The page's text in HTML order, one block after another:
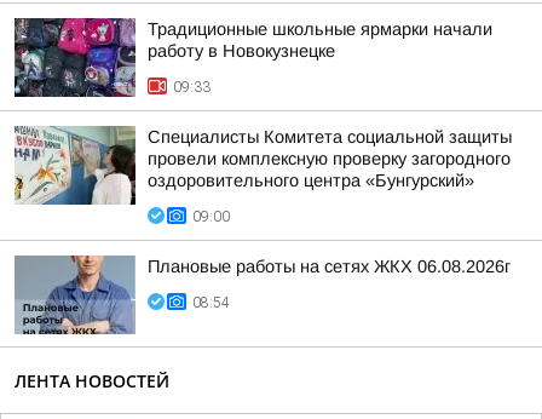
Традиционные школьные ярмарки начали
работу в Новокузнецке
09:33
Специалисты Комитета социальной защиты
провели комплексную проверку загородного
оздоровительного центра «Бунгурский»
09:00
Плановые работы на сетях ЖКХ 06.08.2026г
08:54
ЛЕНТА НОВОСТЕЙ